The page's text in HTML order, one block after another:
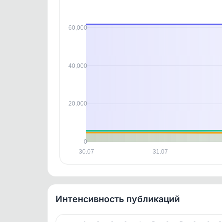
Войдите, чтобыэтим
30.07 31.07
60,000
40,000
20,000
0
Интенсивность публикаций